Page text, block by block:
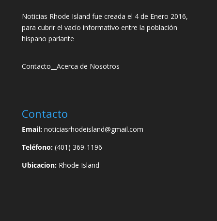
Noticias Rhode Island fue creada el 4 de Enero 2016,
para cubrir el vacío informativo entre la población
hispano parlante
Contacto Acerca de Nosotros
Contacto
Email:noticiasrhodeisland@gmail.com
Teléfono:(401) 369-1196
Ubicacion:Rhode Island